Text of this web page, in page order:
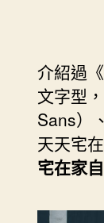
介紹過《
文字型
Sans）、
天天宅
宅在家